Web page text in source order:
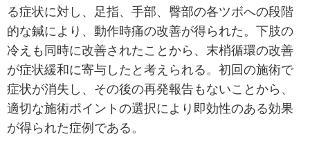
る症状に対し、足指、手部、臀部の各ツボへの段階
的な鍼により、動作時痛の改善が得られた。下肢の
冷えも同時に改善されたことから、末梢循環の改善
が症状緩和に寄与したと考えられる。初回の施術で
症状が消失し、その後の再発報告もないことから、
適切な施術ポイントの選択により即効性のある効果
が得られた症例である。